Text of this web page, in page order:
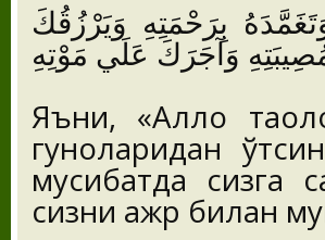
بِرَحْمَتِهِ وَيَرْزُقُكَ
وَآجَرَكَ عَلَي مَوْتِهِ
Яъни, «Аллоҳ
гуноҳларидан
мусибатда сизга
сизни ажр билан